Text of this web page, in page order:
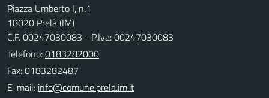
Piazza Umberto I, n.1
18020 Prelà (IM)
C.F. 00247030083 - P.Iva: 00247030083
Telefono:0183282000
Fax: 0183282487
E-mail: